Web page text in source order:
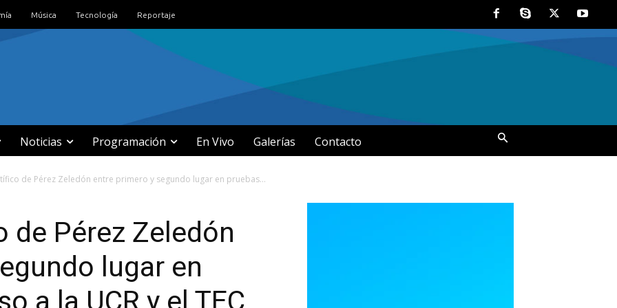
Música Tecnología Reportaje
Noticias Programación En Vivo Galerías Contacto
de Pérez Zeledón entre primero y segundo lugar en pruebas...
de Pérez Zeledón
lugar en
a la UCR y el TEC